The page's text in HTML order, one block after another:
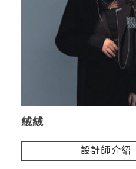
絨絨
設計師介紹